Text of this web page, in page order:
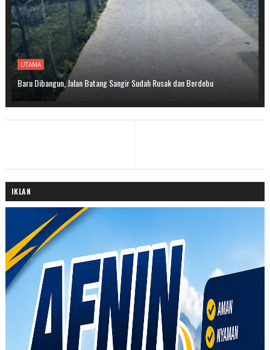
UTAMA
Baru Dibangun, Jalan Batang Sangir Sudah Rusak dan Berdebu
IKLAN